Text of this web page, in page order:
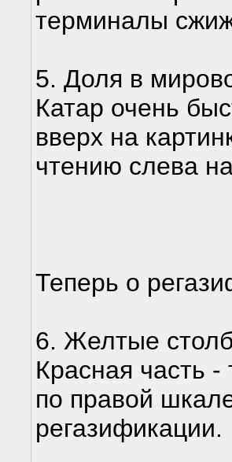
терминалы
5. Доля в
Катар очень
вверх на
чтению слева
Теперь о
6. Желтые
Красная часть
по правой
регазификации.